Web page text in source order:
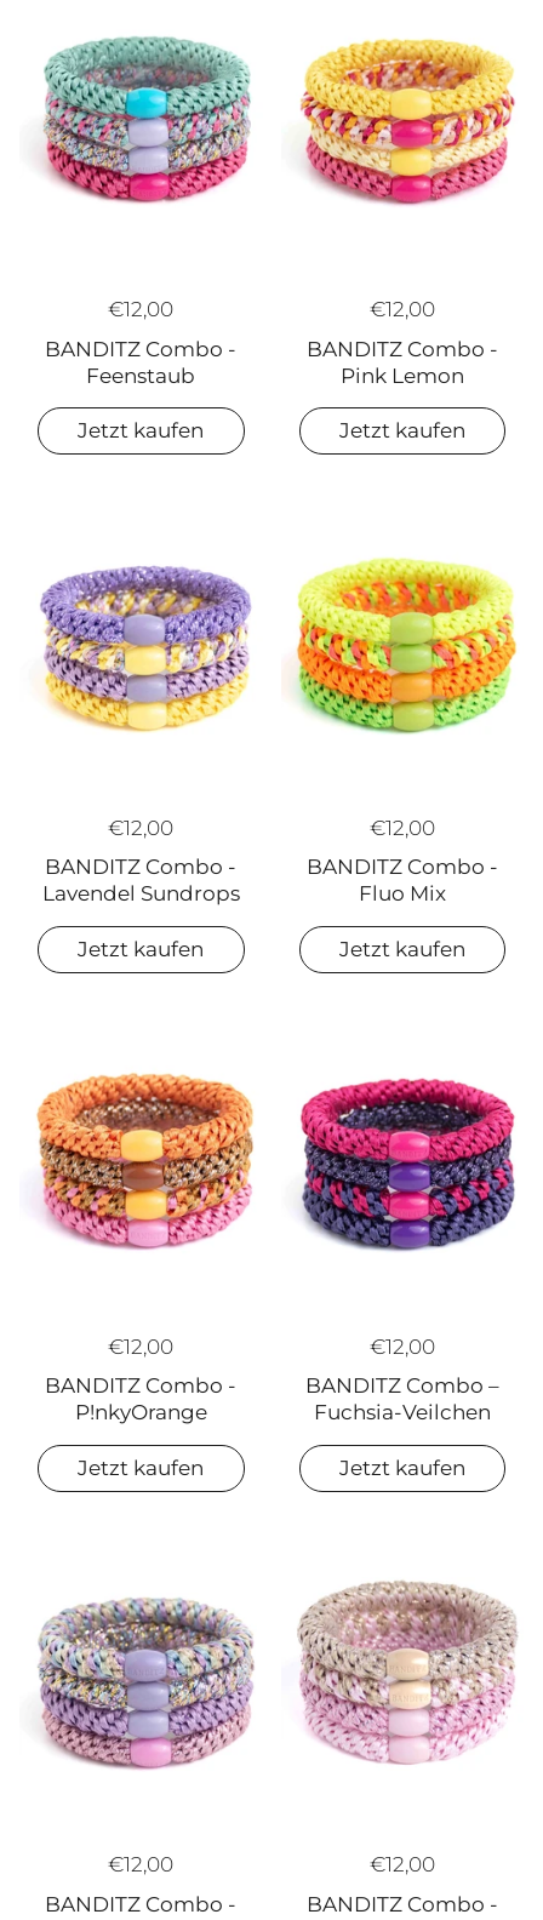
€12,00
BANDITZ Combo -
Feenstaub
Jetzt kaufen
€12,00
BANDITZ Combo -
Pink Lemon
Jetzt kaufen
€12,00
BANDITZ Combo -
Lavendel Sundrops
Jetzt kaufen
€12,00
BANDITZ Combo -
Fluo Mix
Jetzt kaufen
€12,00
BANDITZ Combo -
P!nkyOrange
Jetzt kaufen
€12,00
BANDITZ Combo –
Fuchsia-Veilchen
Jetzt kaufen
€12,00
BANDITZ Combo -
€12,00
BANDITZ Combo -